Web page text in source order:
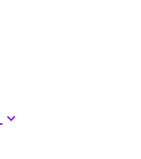
keyboard_arrow_down